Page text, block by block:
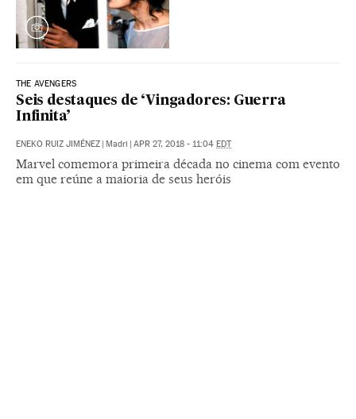
THE AVENGERS
Seis destaques de ‘Vingadores: Guerra
Infinita’
ENEKO RUIZ JIMÉNEZ | Madri | APR 27, 2018 - 11:04 EDT
Marvel comemora primeira década no cinema com evento
em que reúne a maioria de seus heróis